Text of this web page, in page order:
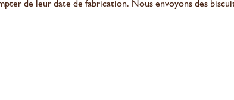
de leur date de fabrication. Nous envoyons des